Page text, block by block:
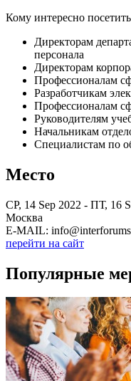
Кому интересно
Директорам
персонала
Директорам
Профессионалам
Разработчикам
Профессионалам
Руководителям
Начальникам
Специалистам по
Место
СР, 14 Sep 2022 - ПТ, 16
Москва
E-MAIL:
перейти на сайт
Популярные